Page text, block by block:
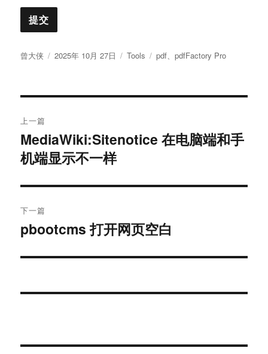
作
曾大侠
发
2025年 10月 27日
分
Tools
标
pdf 、pdfFactory Pro
章
导
航
上一篇
上
篇
章：
MediaWiki:Sitenotice 在电脑端和手
机端显示不一样
下一篇
下
文
pbootcms 打开网页空白